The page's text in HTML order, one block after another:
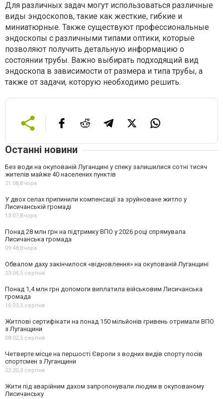
Для различных задач могут использоваться различные
виды эндоскопов, такие как жесткие, гибкие и
миниатюрные. Также существуют профессиональные
эндоскопы с различными типами оптики, которые
позволяют получить детальную информацию о
состоянии трубы. Важно выбирать подходящий вид
эндоскопа в зависимости от размера и типа трубы, а
также от задачи, которую необходимо решить.
Останні новини
Без води на окупованій Луганщині у спеку залишилися сотні тисяч
жителів майже 40 населених пунктів
21:08,Вчора
У двох селах припинили компенсації за зруйноване житло у
Лисичанській громаді
13:07,Вчора
Понад 28 млн грн на підтримку ВПО у 2026 році спрямувала
Лисичанська громада
09:48,Вчора
Обвалом даху закінчилося «відновлення» на окупованій Луганщині
23:04,5 серпня
Понад 1,4 млн грн допомоги виплатила військовим Лисичанська
громада
16:03,5 серпня
Житлові сертифікати на понад 150 мільйонів гривень отримали ВПО
з Луганщини
08:02,5 серпня
Четверте місце на першості Європи з водних видів спорту посів
спортсмен з Луганщини
22:20,3 серпня
Жити під аварійним дахом запропонували людям в окупованому
Лисичанську